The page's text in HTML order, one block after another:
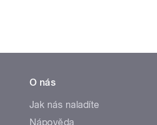
O nás
Jak nás naladíte
Nápověda